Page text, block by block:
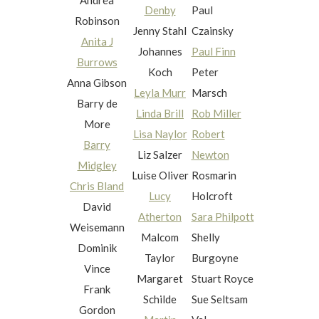
Robinson
Anita J
Burrows
Anna Gibson
Barry de
More
Barry
Midgley
Chris Bland
David
Weisemann
Dominik
Vince
Frank
Gordon
Denby
Jenny Stahl
Johannes
Koch
Leyla Murr
Linda Brill
Lisa Naylor
Liz Salzer
Luise Oliver
Lucy
Atherton
Malcom
Taylor
Margaret
Schilde
Paul
Czainsky
Paul Finn
Peter
Marsch
Rob Miller
Robert
Newton
Rosmarin
Holcroft
Sara Philpott
Shelly
Burgoyne
Stuart Royce
Sue Seltsam